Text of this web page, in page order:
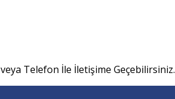
veya Telefon İle İletişime Geçebilirsiniz.